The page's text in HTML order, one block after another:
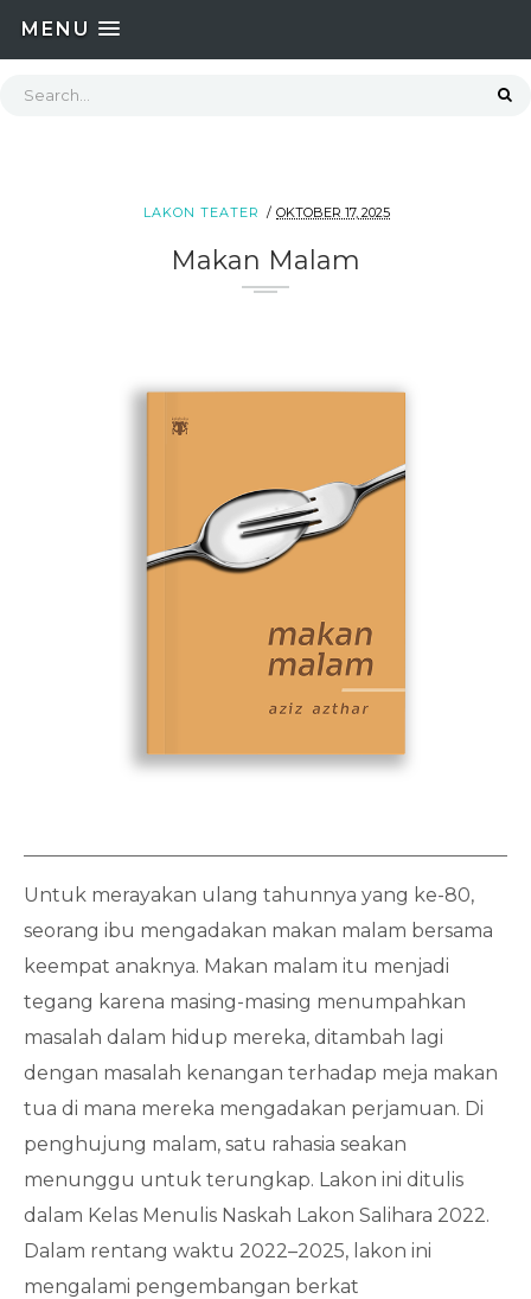
MENU
LAKON TEATER OKTOBER 17, 2025
Makan Malam
Untuk merayakan ulang tahunnya yang ke-80,
seorang ibu mengadakan makan malam bersama
keempat anaknya. Makan malam itu menjadi
tegang karena masing-masing menumpahkan
masalah dalam hidup mereka, ditambah lagi
dengan masalah kenangan terhadap meja makan
tua di mana mereka mengadakan perjamuan. Di
penghujung malam, satu rahasia seakan
menunggu untuk terungkap. Lakon ini ditulis
dalam Kelas Menulis Naskah Lakon Salihara 2022.
Dalam rentang waktu 2022–2025, lakon ini
mengalami pengembangan berkat